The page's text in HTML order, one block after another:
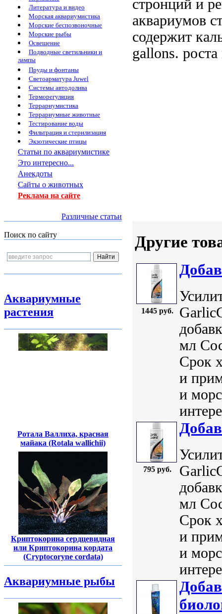
Литература и видео
Морская аквариумистика
Морские беспозвоночные
Морские рыбы
Освещение
Подводные светильники и
лампы
Пруды и фонтаны
Светоарматура Juwel
Системы автодолива
Терморегуляция
Террариумистика
Террариумные животные
Тестирование воды
Фильтрация и стерилизация
Экзотические птицы
Статьи по аквариумистике
Это интересно...
Анекдоты
Сайты о животных
Реклама на сайте
Различные статьи
Поиск по сайту
Аквариумные
растения
Ротала Валлиха, красная
майака (Rotala wallichii)
Криптокорина сердцевидная
или Криптокорина кордата
(Cryptocoryne cordata)
Аквариумные рыбы
стронций и
аквариумов
содержит
gallons.
Другие
1445 руб.
мл
Срок
и
и
795 руб.
мл
Срок
и
и